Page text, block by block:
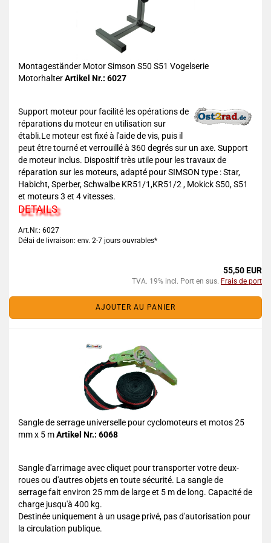
Montageständer Motor Simson S50 S51 Vogelserie
MotorhalterArtikel Nr.: 6027
Support moteur pour facilité les opérations de
réparations du moteur en utilisation sur
établi.Le moteur est fixé à l'aide de vis, puis il
peut être tourné et verrouillé à 360 degrés sur un axe. Support
de moteur inclus. Dispositif très utile pour les travaux de
réparation sur les moteurs, adapté pour SIMSON type : Star,
Habicht, Sperber, Schwalbe KR51/1,KR51/2 , Mokick S50, S51
et moteurs 3 et 4 vitesses.
DETAILS
Art.Nr.: 6027
Délai de livraison: env. 2-7 jours ouvrables*
55,50 EUR
TVA. 19% incl. Port en sus. Frais de port
AJOUTER AU PANIER
Sangle de serrage universelle pour cyclomoteurs et motos 25
mm x 5 mArtikel Nr.: 6068
Sangle d'arrimage avec cliquet pour transporter votre deux-
roues ou d'autres objets en toute sécurité. La sangle de
serrage fait environ 25 mm de large et 5 m de long. Capacité de
charge jusqu'à 400 kg.
Destinée uniquement à un usage privé, pas d'autorisation pour
la circulation publique.